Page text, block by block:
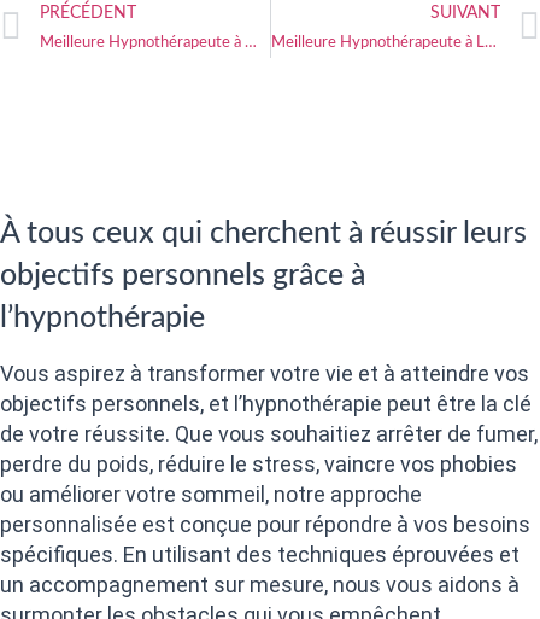
PRÉCÉDENT
Meilleure Hypnothérapeute à Montrouge
SUIVANT
Meilleure Hypnothérapeute à Les Mureaux
À tous ceux qui cherchent à réussir leurs
objectifs personnels grâce à
l’hypnothérapie
Vous aspirez à transformer votre vie et à atteindre vos
objectifs personnels, et l’hypnothérapie peut être la clé
de votre réussite. Que vous souhaitiez arrêter de fumer,
perdre du poids, réduire le stress, vaincre vos phobies
ou améliorer votre sommeil, notre approche
personnalisée est conçue pour répondre à vos besoins
spécifiques. En utilisant des techniques éprouvées et
un accompagnement sur mesure, nous vous aidons à